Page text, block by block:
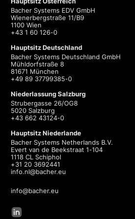
Bacher Systems EDV GmbH
Wienerbergstraße 11/B9
1100 Wien
+43 1 60 126-0
Hauptsitz Deutschland
Bacher Systems Deutschland GmbH
Mühldorfstraße 8
81671 München
+49 89 37799385-0
Niederlassung Salzburg
Strubergasse 26/OG8
5020 Salzburg
+43 662 43124-0
Hauptsitz Niederlande
Bacher Systems Netherlands B.V.
Evert van de Beekstraat 1-104
1118 CL Schiphol
+31 20 3692441
info.nl@bacher.eu
info@bacher.eu